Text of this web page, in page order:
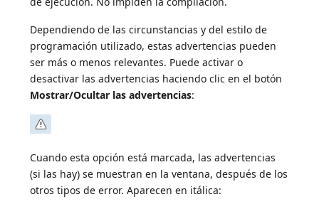
Dependiendo de las circunstancias y del estilo de
programación utilizado, estas advertencias pueden
ser más o menos relevantes. Puede activar o
desactivar las advertencias haciendo clic en el botón
Mostrar/Ocultar las advertencias:
Cuando esta opción está marcada, las advertencias
(si las hay) se muestran en la ventana, después de los
otros tipos de error. Aparecen en itálica: